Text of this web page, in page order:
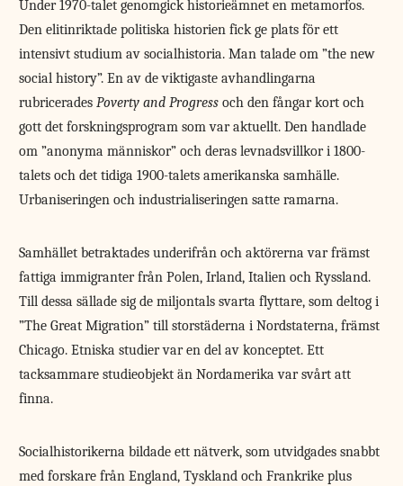
Under 1970-talet genomgick historieämnet en metamorfos.
Den elitinriktade politiska historien fick ge plats för ett
intensivt studium av socialhistoria. Man talade om ”the new
social history”. En av de viktigaste avhandlingarna
rubriceradesPoverty and Progress och den fångar kort och
gott det forskningsprogram som var aktuellt. Den handlade
om ”anonyma människor” och deras levnadsvillkor i 1800-
talets och det tidiga 1900-talets amerikanska samhälle.
Urbaniseringen och industrialiseringen satte ramarna.
Samhället betraktades underifrån och aktörerna var främst
fattiga immigranter från Polen, Irland, Italien och Ryssland.
Till dessa sällade sig de miljontals svarta flyttare, som deltog i
”The Great Migration” till storstäderna i Nordstaterna, främst
Chicago. Etniska studier var en del av konceptet. Ett
tacksammare studieobjekt än Nordamerika var svårt att
finna.
Socialhistorikerna bildade ett nätverk, som utvidgades snabbt
med forskare från England, Tyskland och Frankrike plus